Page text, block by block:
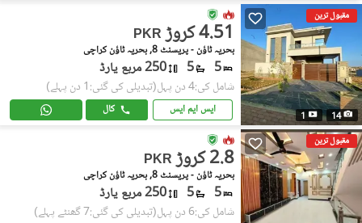
مقبول ترین
14
1
PKR 4.51 کروڑ
بحریہ ٹاؤن - پریسنٹ 8, بحریہ ٹاؤن کراچی
5
5 250 مربع یارڈ
شامل کی:4 دن پہل (تبدیلی کی گئی:1 دن پہلے)
ایس ایم ایس کال
مقبول ترین
PKR 2.8 کروڑ
بحریہ ٹاؤن - پریسنٹ 8, بحریہ ٹاؤن کراچی
5
5 250 مربع یارڈ
شامل کی:6 دن پہل (تبدیلی کی گئی:7 گھنٹے پہلے)